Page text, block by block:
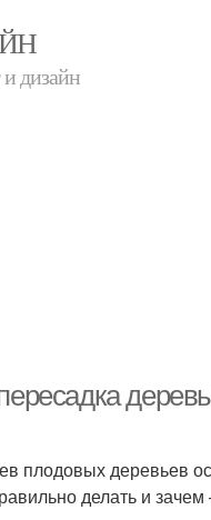
дизайн
плодовых деревьев
делать и